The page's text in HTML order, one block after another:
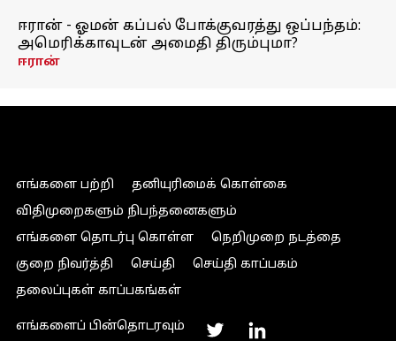
ஈரான் - ஓமன் கப்பல் போக்குவரத்து ஒப்பந்தம்:
அமெரிக்காவுடன் அமைதி திரும்புமா?
ஈரான்
எங்களை பற்றி
தனியுரிமைக் கொள்கை
விதிமுறைகளும் நிபந்தனைகளும்
எங்களை தொடர்பு கொள்ள
நெறிமுறை நடத்தை
குறை நிவர்த்தி
செய்தி
செய்தி காப்பகம்
தலைப்புகள் காப்பகங்கள்
எங்களைப் பின்தொடரவும்